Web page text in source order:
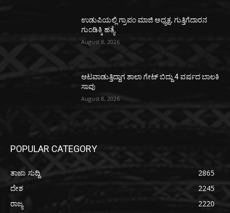
ಉಡುಪಿಯಲ್ಲಿ ಗ್ರಾಪಂ ಮಾಜಿ ಅಧ್ಯಕ್ಷ, ಗುತ್ತಿಗೆದಾರನ
ಗುಂಡಿಕ್ಕಿ ಹತ್ಯೆ
August 8, 2026
ಆಟವಾಡುತ್ತಿದ್ದಾಗ ಶಾಲಾ ಗೇಟ್‌ ಬಿದ್ದು 4 ವರ್ಷದ ಬಾಲಕಿ
ಸಾವು
August 8, 2026
POPULAR CATEGORY
ತಾಜಾ ಸುದ್ದಿ
2865
ದೇಶ
2245
ರಾಜ್ಯ
2220